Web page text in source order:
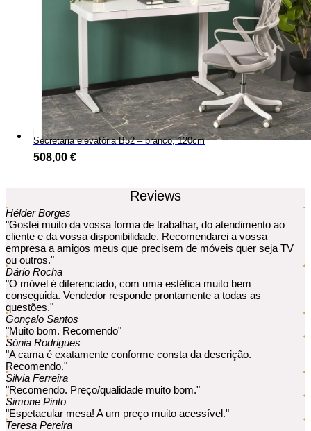
Secretária elevatória B52 – branco, 120cm
508,00 €
Reviews
Hélder Borges
"Gostei muito da vossa forma de trabalhar, do atendimento ao
cliente e da vossa disponibilidade. Recomendarei a vossa
empresa a amigos meus que precisem de móveis quer seja TV
ou outros."
Dário Rocha
"O móvel é diferenciado, com uma estética muito bem
conseguida. Vendedor responde prontamente a todas as
questões."
Gonçalo Santos
"Muito bom. Recomendo"
Sónia Rodrigues
"A cama é exatamente conforme consta da descrição.
Recomendo."
Silvia Ferreira
"Recomendo. Preço/qualidade muito bom."
Simone Pinto
"Espetacular mesa! A um preço muito acessível."
Teresa Pereira